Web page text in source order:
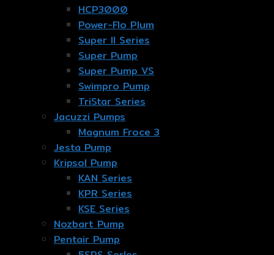
HCP3000
Power-Flo Plum
Super II Series
Super Pump
Super Pump VS
Swimpro Pump
TriStar Series
Jacuzzi Pumps
Magnum Froce 3
Jesta Pump
Kripsol Pump
KAN Series
KPR Series
KSE Series
Nozbart Pump
Pentair Pump